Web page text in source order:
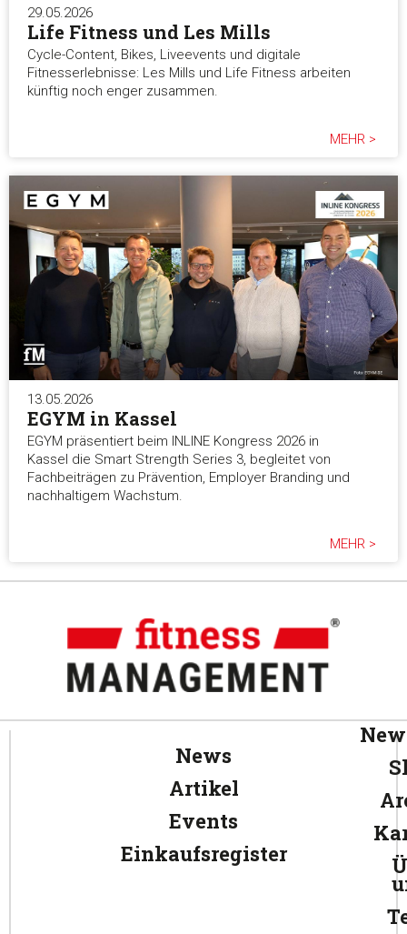
29.05.2026
Life Fitness und Les Mills
Cycle-Content, Bikes, Liveevents und digitale
Fitnesserlebnisse: Les Mills und Life Fitness arbeiten
künftig noch enger zusammen.
MEHR >
13.05.2026
EGYM in Kassel
EGYM präsentiert beim INLINE Kongress 2026 in
Kassel die Smart Strength Series 3, begleitet von
Fachbeiträgen zu Prävention, Employer Branding und
nachhaltigem Wachstum.
MEHR >
News
Artikel
Events
Einkaufsregister